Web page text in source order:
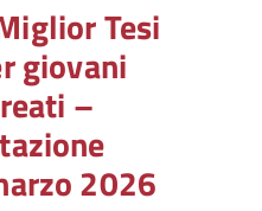
Tesi
giovani
–
2026